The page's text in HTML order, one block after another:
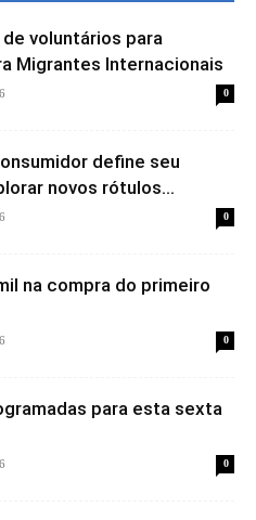
voluntários para
Migrantes Internacionais
0
define seu
novos rótulos...
0
na compra do primeiro
0
para esta sexta
0